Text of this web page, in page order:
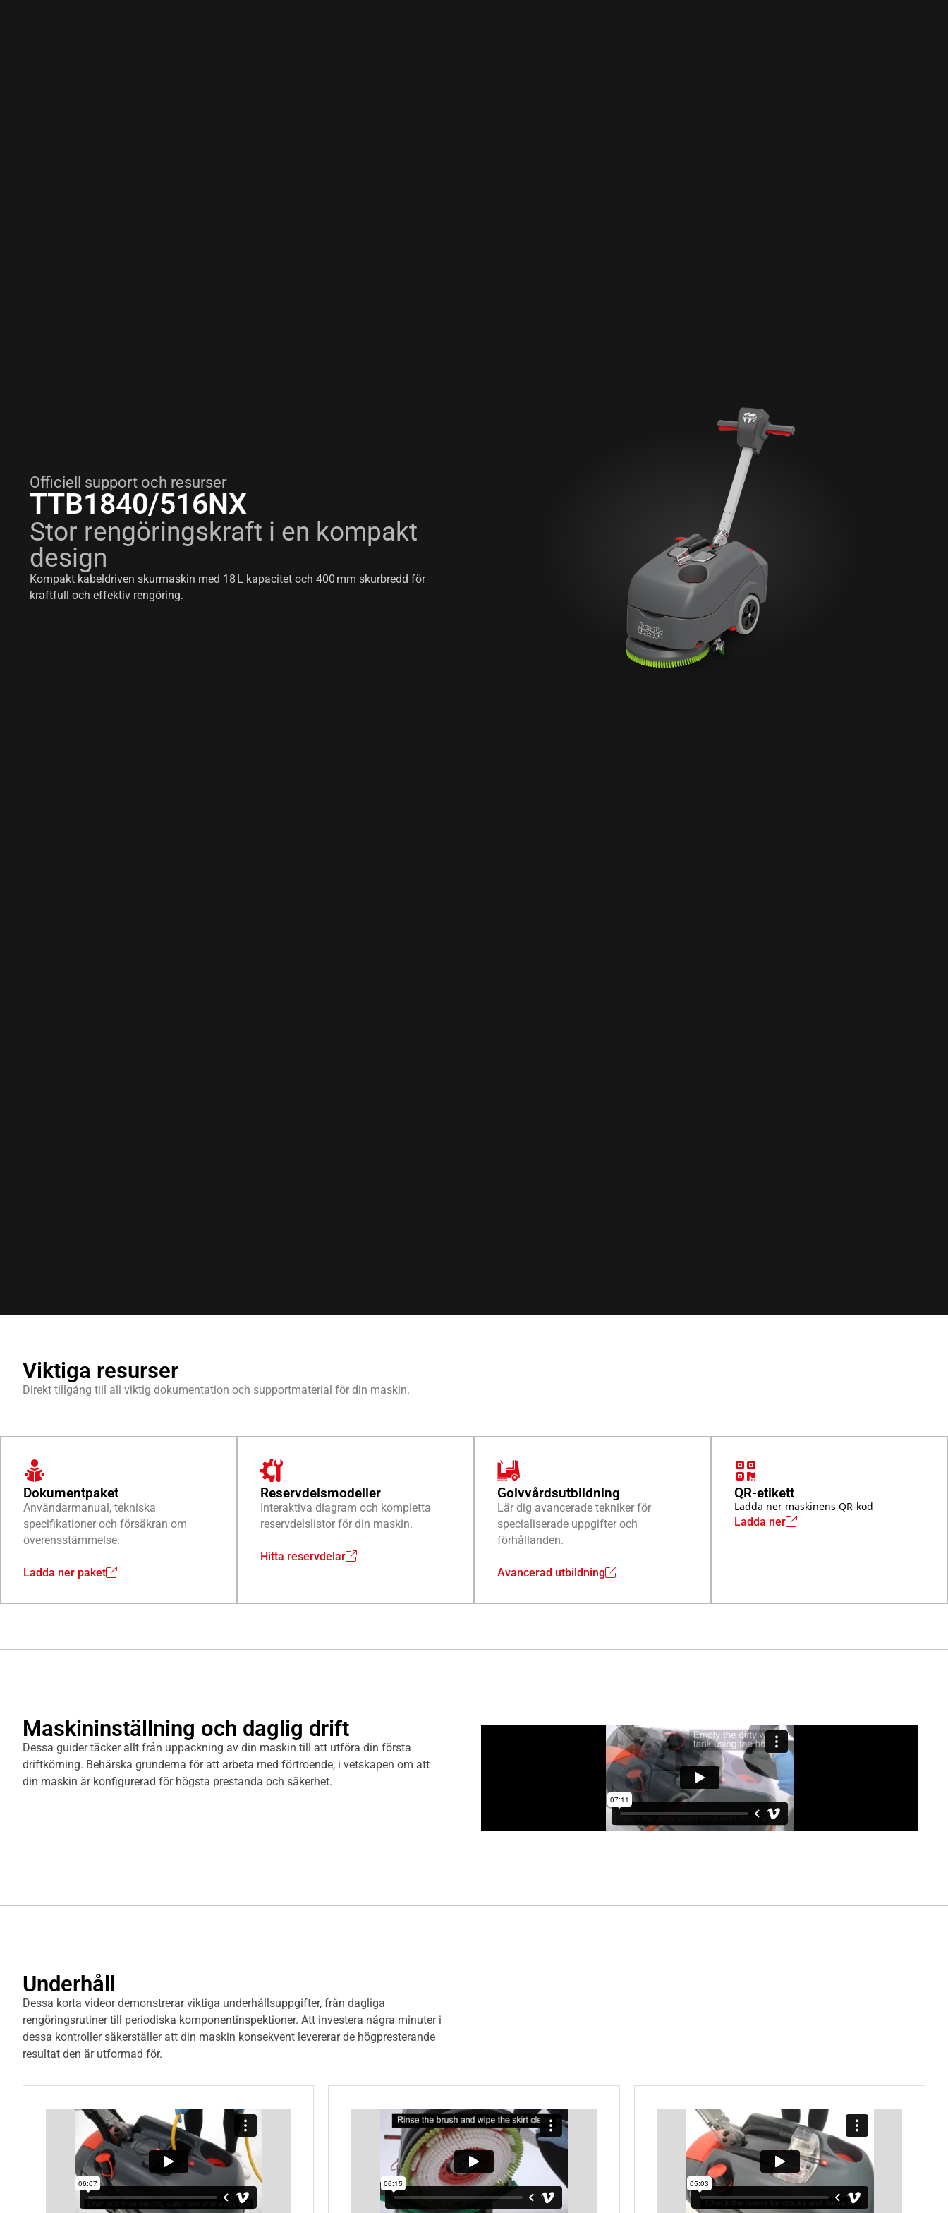
Officiell support och resurser
TTB1840/516NX
Stor rengöringskraft i en kompakt
design
Kompakt kabeldriven skurmaskin med 18 L kapacitet och 400 mm skurbredd för
kraftfull och effektiv rengöring.
Viktiga resurser
Direkt tillgång till all viktig dokumentation och supportmaterial för din maskin.
Dokumentpaket
Användarmanual, tekniska
specifikationer och försäkran om
överensstämmelse.
Ladda ner paket
Reservdelsmodeller
Interaktiva diagram och kompletta
reservdelslistor för din maskin.
Hitta reservdelar
Golvvårdsutbildning
Lär dig avancerade tekniker för
specialiserade uppgifter och
förhållanden.
Avancerad utbildning
QR-etikett
Ladda ner maskinens QR-kod
Ladda ner
Maskininställning och daglig drift
Dessa guider täcker allt från uppackning av din maskin till att utföra din första
driftkörning. Behärska grunderna för att arbeta med förtroende, i vetskapen om att
din maskin är konfigurerad för högsta prestanda och säkerhet.
Underhåll
Dessa korta videor demonstrerar viktiga underhållsuppgifter, från dagliga
rengöringsrutiner till periodiska komponentinspektioner. Att investera några minuter i
dessa kontroller säkerställer att din maskin konsekvent levererar de högpresterande
resultat den är utformad för.